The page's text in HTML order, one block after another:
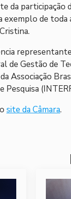
da participação
de toda
de Gestão de
Associação
Pesquisa
site da Câmara.